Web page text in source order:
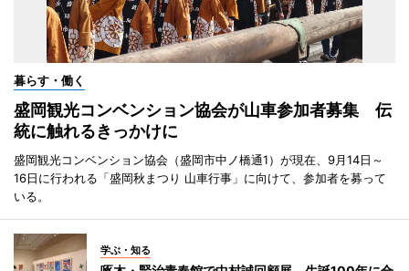
暮らす・働く
盛岡観光コンベンション協会が山車参加者募集 伝
統に触れるきっかけに
盛岡観光コンベンション協会（盛岡市中ノ橋通1）が現在、9月14日～
16日に行われる「盛岡秋まつり 山車行事」に向けて、参加者を募って
いる。
学ぶ・知る